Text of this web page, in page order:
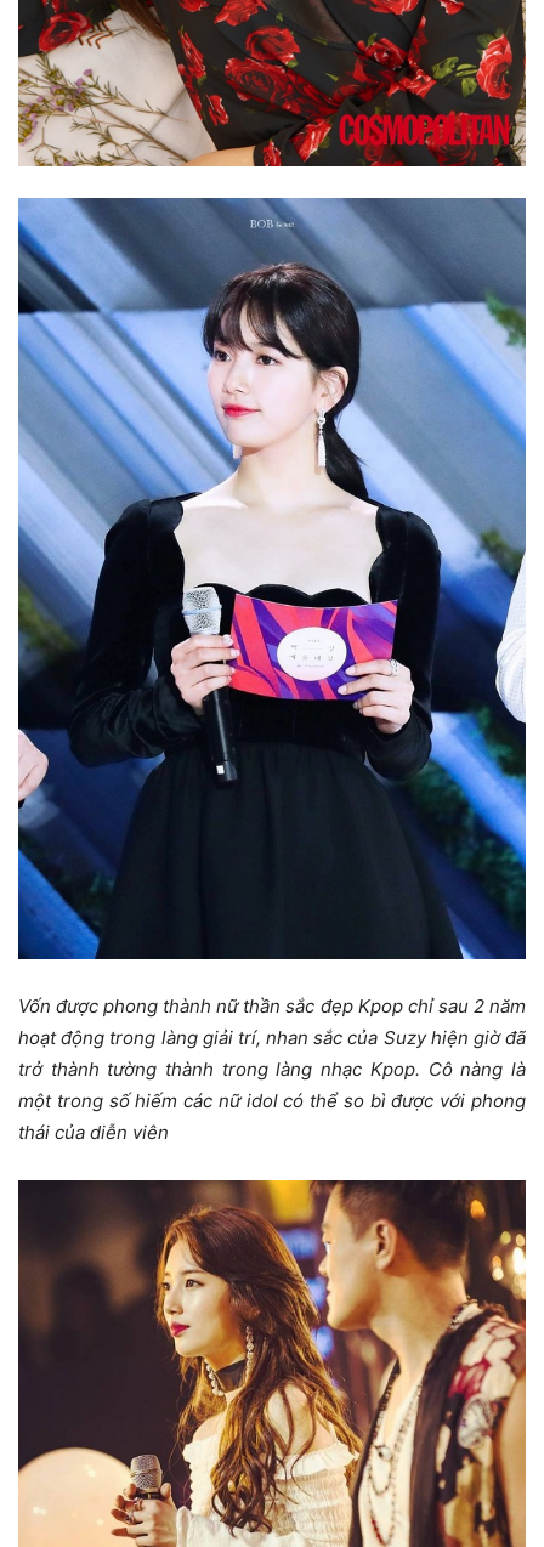
Vốn được phong thành nữ thần sắc đẹp Kpop chỉ sau 2 năm
hoạt động trong làng giải trí, nhan sắc của Suzy hiện giờ đã
trở thành tường thành trong làng nhạc Kpop. Cô nàng là
một trong số hiếm các nữ idol có thể so bì được với phong
thái của diễn viên